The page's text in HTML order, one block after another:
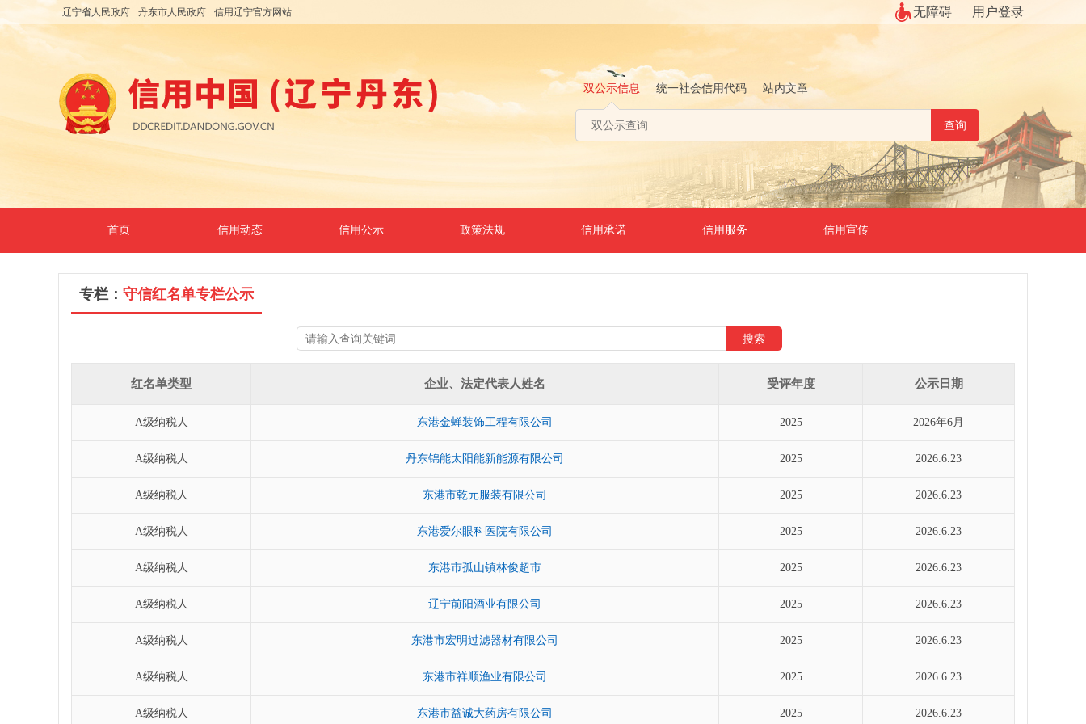
辽宁省人民政府 丹东市人民政府 信用辽宁官方网站 无障碍 用户登录
双公示信息 统一社会信用代码 站内文章
首页 信用动态 信用公示 政策法规 信用承诺 信用服务 信用宣传
专栏： 守信红名单专栏公示
红名单类型 企业、法定代表人姓名 受评年度 公示日期
A级纳税人 东港金蝉装饰工程有限公司 2025 2026年6月
A级纳税人 丹东锦能太阳能新能源有限公司 2025 2026.6.23
A级纳税人 东港市乾元服装有限公司 2025 2026.6.23
A级纳税人 东港爱尔眼科医院有限公司 2025 2026.6.23
A级纳税人 东港市孤山镇林俊超市 2025 2026.6.23
A级纳税人 辽宁前阳酒业有限公司 2025 2026.6.23
A级纳税人 东港市宏明过滤器材有限公司 2025 2026.6.23
A级纳税人 东港市祥顺渔业有限公司 2025 2026.6.23
A级纳税人 东港市益诚大药房有限公司 2025 2026.6.23